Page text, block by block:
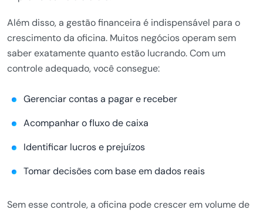
Além disso, a gestão financeira é indispensável para o
crescimento da oficina. Muitos negócios operam sem
saber exatamente quanto estão lucrando. Com um
controle adequado, você consegue:
Gerenciar contas a pagar e receber
Acompanhar o fluxo de caixa
Identificar lucros e prejuízos
Tomar decisões com base em dados reais
Sem esse controle, a oficina pode crescer em volume de